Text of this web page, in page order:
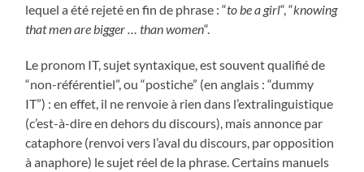
lequel a été rejeté en fin de phrase : “to be a girl“, “knowing
that men are bigger … than women“.
Le pronom IT, sujet syntaxique, est souvent qualifié de
“non-référentiel”, ou “postiche” (en anglais : “dummy
IT”) : en effet, il ne renvoie à rien dans l’extralinguistique
(c’est-à-dire en dehors du discours), mais annonce par
cataphore (renvoi vers l’aval du discours, par opposition
à anaphore) le sujet réel de la phrase. Certains manuels